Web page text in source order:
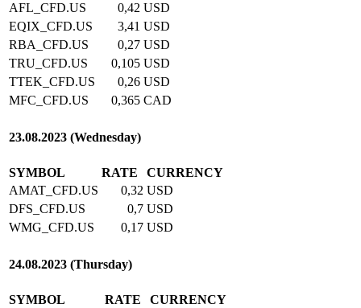
AFL_CFD.US
0,42 USD
EQIX_CFD.US
3,41 USD
RBA_CFD.US
0,27 USD
TRU_CFD.US
0,105 USD
TTEK_CFD.US
0,26 USD
MFC_CFD.US
0,365 CAD
23.08.2023 (Wednesday)
SYMBOL RATE
CURRENCY
AMAT_CFD.US
0,32 USD
DFS_CFD.US
0,7 USD
WMG_CFD.US
0,17 USD
24.08.2023 (Thursday)
SYMBOL RATE
CURRENCY